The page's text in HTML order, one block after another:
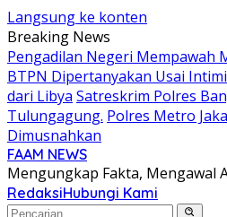
Langsung ke konten
Breaking News
Pengadilan Negeri Mempawah
BTPN Dipertanyakan Usai
dari Libya Satreskrim Polres
Tulungagung. Polres Metro
Dimusnahkan
FAAM NEWS
Mengungkap Fakta, Mengawal
RedaksiHubungi Kami